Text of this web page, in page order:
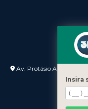
Av. Protásio Alves nº
Insira